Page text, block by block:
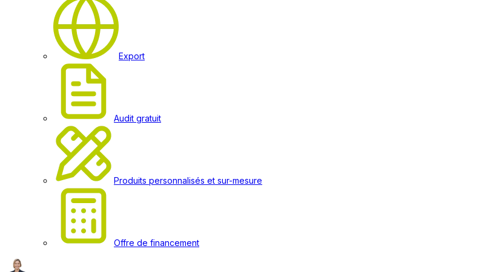
Export
Audit gratuit
Produits personnalisés et sur-mesure
Offre de financement